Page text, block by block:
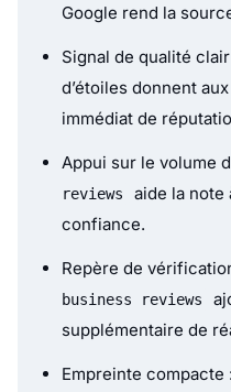
Google rend la
Signal de qualité
d’étoiles donnent
immédiat de
Appui sur le volume
reviews
aide la note
confiance.
Repère de
business reviews
supplémentaire de
Empreinte